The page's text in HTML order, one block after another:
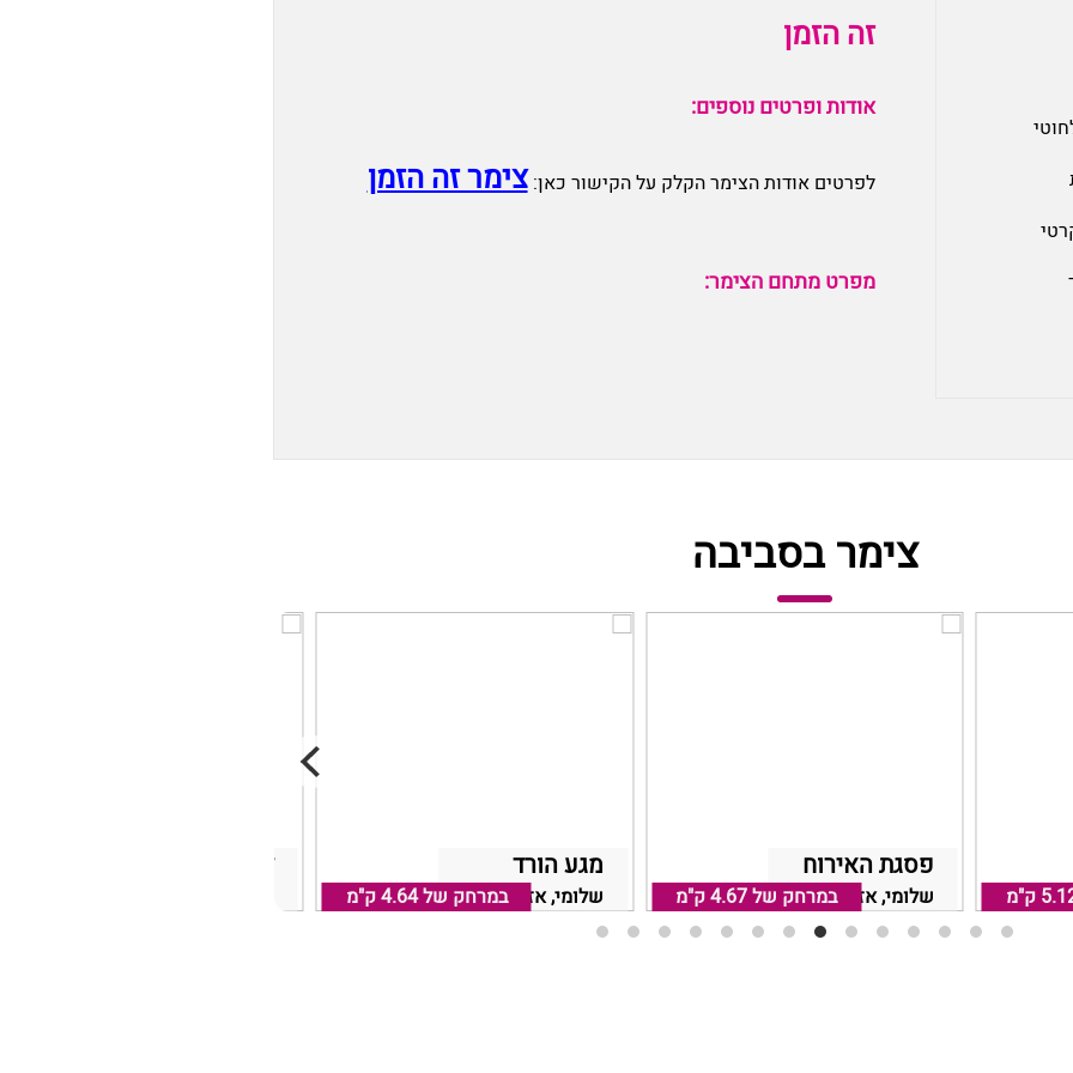
זה הזמן
אודות ופרטים נוספים:
לפרטים אודות הצימר הקלק על הקישור כאן:צימר זה הזמן
מפרט מתחם הצימר:
צימר בסביבה
מגע הורד
שלומי, אזור נהריה
במרחק של4.64 ק"מ
פסגת האירוח
שלומי, אזור נהריהבמרחק של4.67 ק"מ ק"מ